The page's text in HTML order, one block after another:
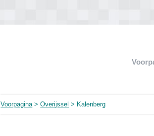
Voorpagina>Overijssel > Kalenberg